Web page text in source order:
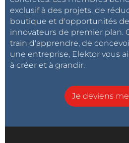
exclusif à des projets, de
boutique et d'opportunités
innovateurs de premier plan.
train d'apprendre, de
une entreprise, Elektor vous
à créer et à grandir.
Je deviens